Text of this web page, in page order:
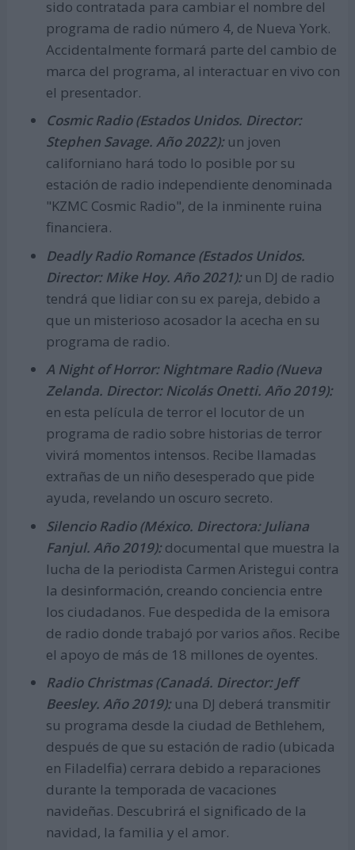
sido contratada para cambiar el nombre del
programa de radio número 4, de Nueva York.
Accidentalmente formará parte del cambio de
marca del programa, al interactuar en vivo con
el presentador.
Cosmic Radio (Estados Unidos. Director:
Stephen Savage. Año 2022): un joven
californiano hará todo lo posible por su
estación de radio independiente denominada
"KZMC Cosmic Radio", de la inminente ruina
financiera.
Deadly Radio Romance (Estados Unidos.
Director: Mike Hoy. Año 2021):un DJ de radio
tendrá que lidiar con su ex pareja, debido a
que un misterioso acosador la acecha en su
programa de radio.
A Night of Horror: Nightmare Radio (Nueva
Zelanda. Director: Nicolás Onetti. Año 2019):
en esta película de terror el locutor de un
programa de radio sobre historias de terror
vivirá momentos intensos. Recibe llamadas
extrañas de un niño desesperado que pide
ayuda, revelando un oscuro secreto.
Silencio Radio (México. Directora: Juliana
Fanjul. Año 2019):documental que muestra la
lucha de la periodista Carmen Aristegui contra
la desinformación, creando conciencia entre
los ciudadanos. Fue despedida de la emisora
de radio donde trabajó por varios años. Recibe
el apoyo de más de 18 millones de oyentes.
Radio Christmas (Canadá. Director: Jeff
Beesley. Año 2019): una DJ deberá transmitir
su programa desde la ciudad de Bethlehem,
después de que su estación de radio (ubicada
en Filadelfia) cerrara debido a reparaciones
durante la temporada de vacaciones
navideñas. Descubrirá el significado de la
navidad, la familia y el amor.